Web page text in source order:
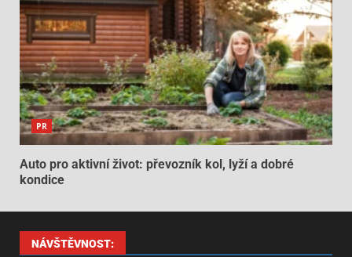
PR
Auto pro aktivní život: převozník kol, lyží a dobré
kondice
NÁVŠTĚVNOST: